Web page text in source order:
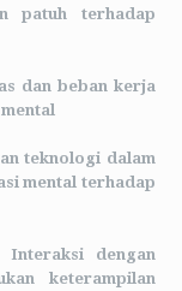
patuh terhadap
dan beban kerja
teknologi dalam
mental terhadap
Interaksi dengan
keterampilan